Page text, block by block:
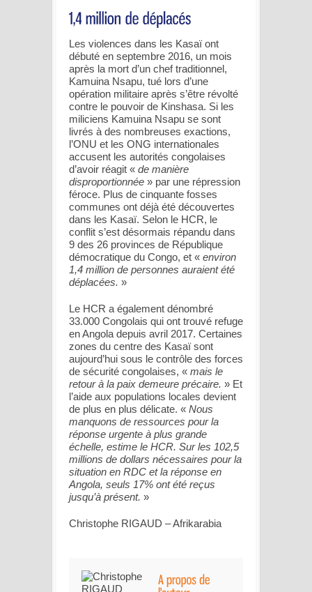
Les violences dans les Kasaï ont
débuté en septembre 2016, un mois
après la mort d’un chef traditionnel,
Kamuina Nsapu, tué lors d’une
opération militaire après s’être révolté
contre le pouvoir de Kinshasa. Si les
miliciens Kamuina Nsapu se sont
livrés à des nombreuses exactions,
l’ONU et les ONG internationales
accusent les autorités congolaises
d’avoir réagit « de manière
disproportionnée » par une répression
féroce. Plus de cinquante fosses
communes ont déjà été découvertes
dans les Kasaï. Selon le HCR, le
conflit s’est désormais répandu dans
9 des 26 provinces de République
démocratique du Congo, et « environ
1,4 million de personnes auraient été
déplacées. »
Le HCR a également dénombré
33.000 Congolais qui ont trouvé refuge
en Angola depuis avril 2017. Certaines
zones du centre des Kasaï sont
aujourd’hui sous le contrôle des forces
de sécurité congolaises, « mais le
retour à la paix demeure précaire. » Et
l’aide aux populations locales devient
de plus en plus délicate. « Nous
manquons de ressources pour la
réponse urgente à plus grande
échelle, estime le HCR. Sur les 102,5
millions de dollars nécessaires pour la
situation en RDC et la réponse en
Angola, seuls 17% ont été reçus
jusqu’à présent. »
Christophe RIGAUD – Afrikarabia